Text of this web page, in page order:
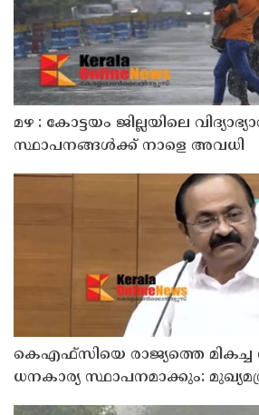
മഴ : കോട്ടയം ജില്ലയിലെ
സ്ഥാപനങ്ങൾക്ക് നാളെ അവധി
കെഎഫ്‌സിയെ രാജ്യത്തെ
ധനകാര്യ സ്ഥാപനമാക്കും: